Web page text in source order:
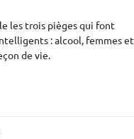
les trois pièges qui font
: alcool, femmes et
de vie.